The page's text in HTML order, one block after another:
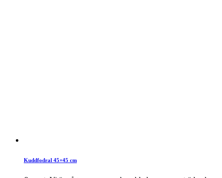
Kuddfodral 45×45 cm